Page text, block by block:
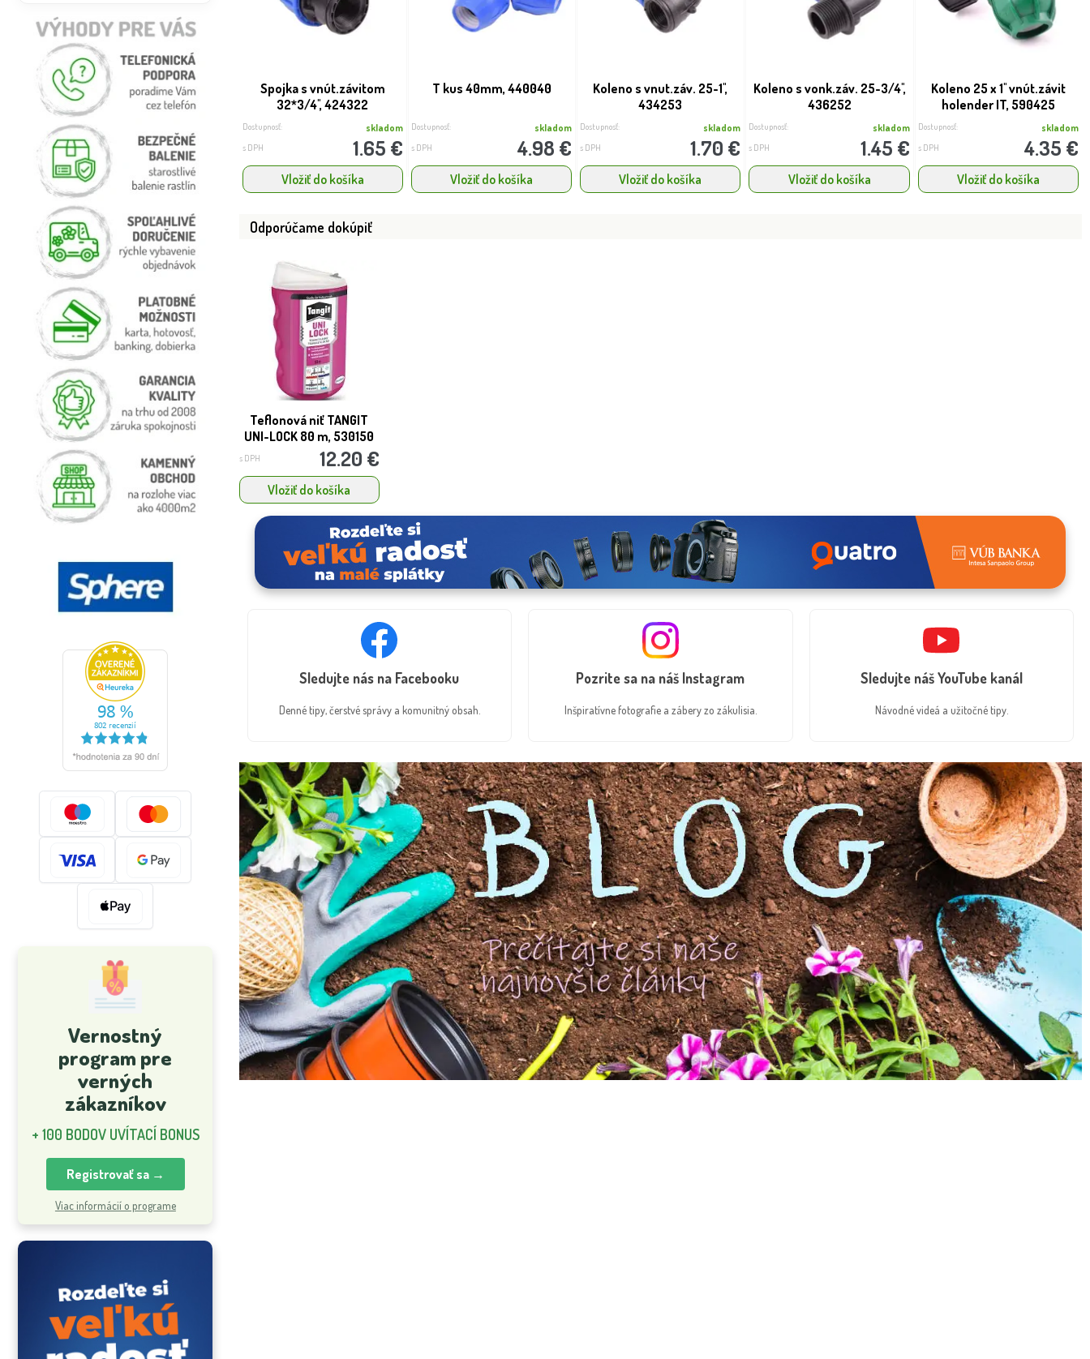
Vernostný
program pre
verných
zákazníkov
+ 100 BODOV UVÍTACÍ BONUS
Registrovať sa →
Viac informácií o programe
Spojka s vnút.závitom
32*3/4'', 424322
Dostupnosť: skladom
s DPH 1.65 €
Vložiť do košíka
T kus 40mm, 440040
Dostupnosť: skladom
s DPH 4.98 €
Vložiť do košíka
Koleno s vnut.záv. 25-1'',
434253
Dostupnosť: skladom
s DPH 1.70 €
Vložiť do košíka
Koleno s vonk.záv. 25-3/4'',
436252
Dostupnosť: skladom
s DPH 1.45 €
Vložiť do košíka
Koleno 25 x 1'' vnút.závit
holender IT, 590425
Dostupnosť: skladom
s DPH 4.35 €
Vložiť do košíka
Odporúčame dokúpiť
Teflonová niť TANGIT
UNI-LOCK 80 m, 530150
s DPH 12.20 €
Vložiť do košíka
Sledujte nás na Facebooku
Denné tipy, čerstvé správy a komunitný obsah.
Pozrite sa na náš Instagram
Inšpiratívne fotografie a zábery zo zákulisia.
Sledujte náš YouTube kanál
Návodné videá a užitočné tipy.